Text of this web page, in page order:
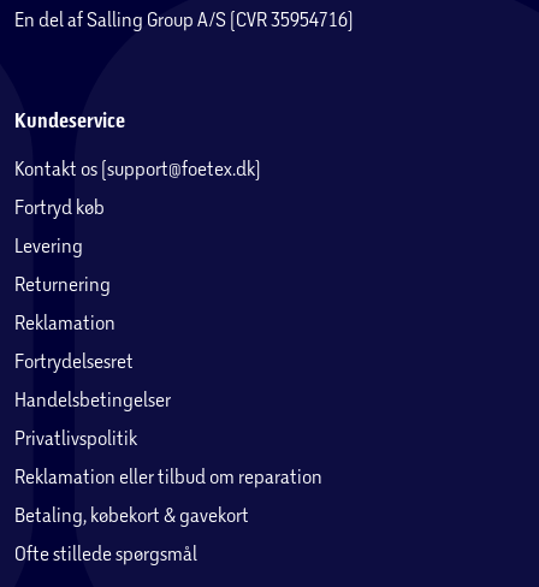
En del af Salling Group A/S (CVR 35954716)
Kundeservice
Kontakt os (support@foetex.dk)
Fortryd køb
Levering
Returnering
Reklamation
Fortrydelsesret
Handelsbetingelser
Privatlivspolitik
Reklamation eller tilbud om reparation
Betaling, købekort & gavekort
Ofte stillede spørgsmål